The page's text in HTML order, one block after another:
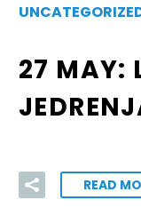
27 MAY:
READ